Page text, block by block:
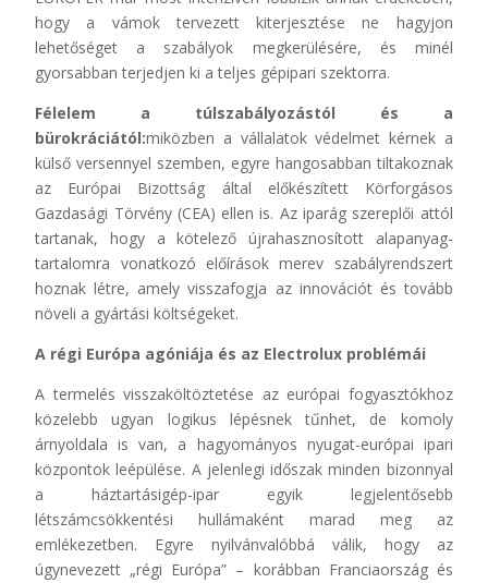
hogy a vámok tervezett kiterjesztése ne hagyjon
lehetőséget a szabályok megkerülésére, és minél
gyorsabban terjedjen ki a teljes gépipari szektorra.
Félelem a túlszabályozástól és a
bürokráciától:miközben a vállalatok védelmet kérnek a
külső versennyel szemben, egyre hangosabban tiltakoznak
az Európai Bizottság által előkészített Körforgásos
Gazdasági Törvény (CEA) ellen is. Az iparág szereplői attól
tartanak, hogy a kötelező újrahasznosított alapanyag-
tartalomra vonatkozó előírások merev szabályrendszert
hoznak létre, amely visszafogja az innovációt és tovább
növeli a gyártási költségeket.
A régi Európa agóniája és az Electrolux problémái
A termelés visszaköltöztetése az európai fogyasztókhoz
közelebb ugyan logikus lépésnek tűnhet, de komoly
árnyoldala is van, a hagyományos nyugat-európai ipari
központok leépülése. A jelenlegi időszak minden bizonnyal
a háztartásigép-ipar egyik legjelentősebb
létszámcsökkentési hullámaként marad meg az
emlékezetben. Egyre nyilvánvalóbbá válik, hogy az
úgynevezett „régi Európa” – korábban Franciaország és